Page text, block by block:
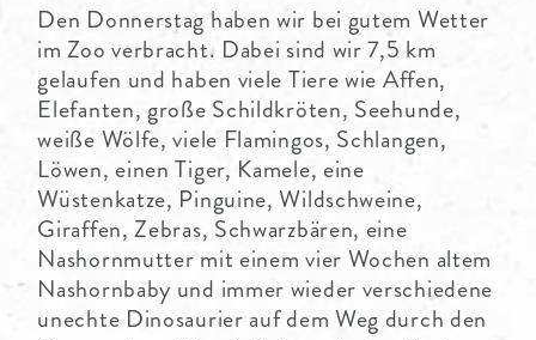
Den Donnerstag haben wir bei gutem Wetter
im Zoo verbracht. Dabei sind wir 7,5 km
gelaufen und haben viele Tiere wie Affen,
Elefanten, große Schildkröten, Seehunde,
weiße Wölfe, viele Flamingos, Schlangen,
Löwen, einen Tiger, Kamele, eine
Wüstenkatze, Pinguine, Wildschweine,
Giraffen, Zebras, Schwarzbären, eine
Nashornmutter mit einem vier Wochen altem
Nashornbaby und immer wieder verschiedene
unechte Dinosaurier auf dem Weg durch den